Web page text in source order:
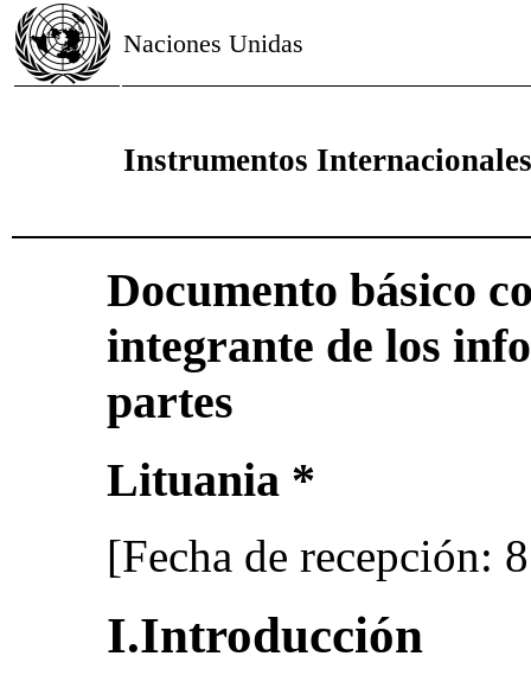
Naciones Unidas
Instrumentos
Documento básico
integrante de los
partes
Lituania *
[Fecha de recepción:
I.Introducción